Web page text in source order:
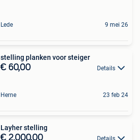
Lede 9 mei 26
stelling planken voor steiger
€ 60,00 Details
Herne 23 feb 24
Layher stelling
€ 2.000,00 Details